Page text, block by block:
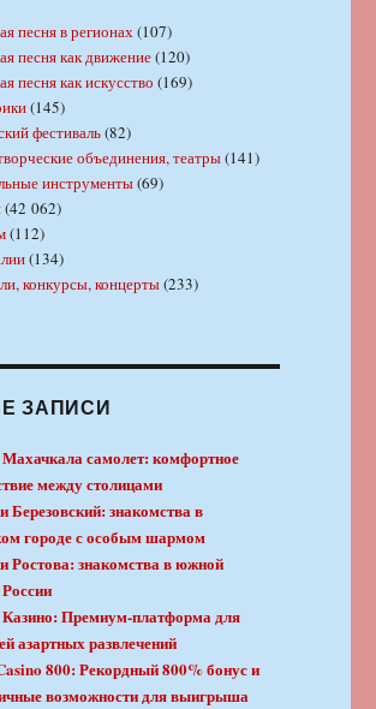
песня в регионах(107)
песня как движение(120)
песня как искусство (169)
(145)
фестиваль(82)
объединения, театры(141)
инструменты(69)
(42 062)
(112)
(134)
конкурсы, концерты(233)
ЗАПИСИ
самолет: комфортное
между столицами
Березовский: знакомства в
городе с особым шармом
Ростова: знакомства в южной
Премиум-платформа для
азартных развлечений
800: Рекордный 800% бонус и
возможности для выигрыша